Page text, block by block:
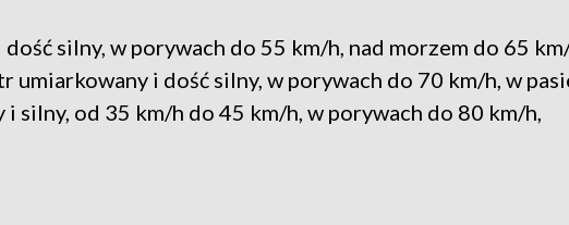
silny, w porywach do 55 km/h, nad morzem do 65
umiarkowany i dość silny, w porywach do 70 km/h, w
i silny, od 35 km/h do 45 km/h, w porywach do 80 km/h,